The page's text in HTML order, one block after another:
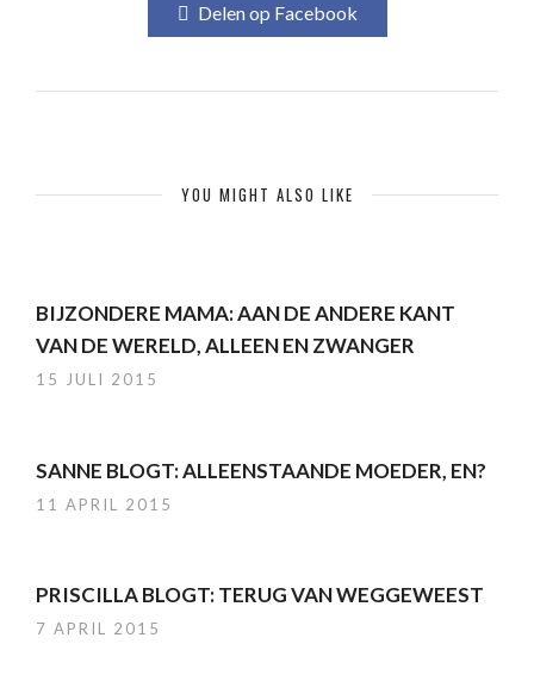
Delen op Facebook
YOU MIGHT ALSO LIKE
BIJZONDERE MAMA: AAN DE ANDERE KANT
VAN DE WERELD, ALLEEN EN ZWANGER
15 JULI 2015
SANNE BLOGT: ALLEENSTAANDE MOEDER, EN?
11 APRIL 2015
PRISCILLA BLOGT: TERUG VAN WEGGEWEEST
7 APRIL 2015